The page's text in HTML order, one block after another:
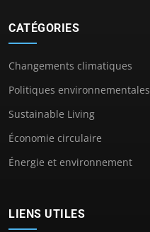
CATÉGORIES
Changements climatiques
Politiques environnementales
Sustainable Living
Économie circulaire
Énergie et environnement
LIENS UTILES